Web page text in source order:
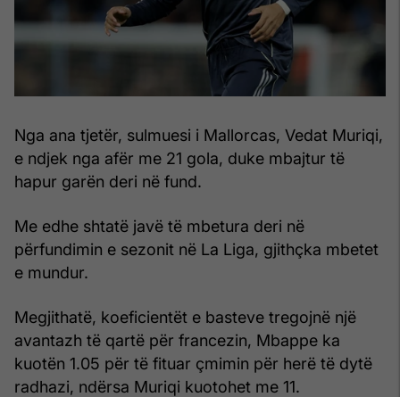
Nga ana tjetër, sulmuesi i Mallorcas, Vedat Muriqi,
e ndjek nga afër me 21 gola, duke mbajtur të
hapur garën deri në fund.
Me edhe shtatë javë të mbetura deri në
përfundimin e sezonit në La Liga, gjithçka mbetet
e mundur.
Megjithatë, koeficientët e basteve tregojnë një
avantazh të qartë për francezin, Mbappe ka
kuotën 1.05 për të fituar çmimin për herë të dytë
radhazi, ndërsa Muriqi kuotohet me 11.